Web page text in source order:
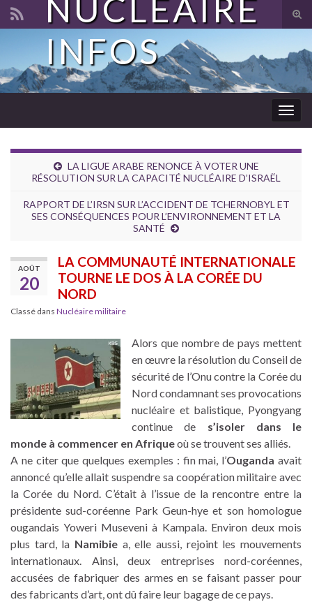
Search for:
NUCLÉAIRE
INFOS
LA LIGUE ARABE RENONCE À VOTER UNE
RÉSOLUTION SUR LA CAPACITÉ NUCLÉAIRE D’ISRAËL
RAPPORT DE L’IRSN SUR L’ACCIDENT DE TCHERNOBYL ET
SES CONSÉQUENCES POUR L’ENVIRONNEMENT ET LA
SANTÉ
AOÛT
20
LA COMMUNAUTÉ INTERNATIONALE
TOURNE LE DOS À LA CORÉE DU
NORD
Classé dans Nucléaire militaire
Alors que nombre de pays mettent
en œuvre la résolution du Conseil de
sécurité de l’Onu contre la Corée du
Nord condamnant ses provocations
nucléaire et balistique, Pyongyang
continue de s’isoler dans le
monde à commencer en Afriqueoù se trouvent ses alliés.
A ne citer que quelques exemples : fin mai, l’Ouganda avait
annoncé qu’elle allait suspendre sa coopération militaire avec
la Corée du Nord. C’était à l’issue de la rencontre entre la
présidente sud-coréenne Park Geun-hye et son homologue
ougandais Yoweri Museveni à Kampala. Environ deux mois
plus tard, la Namibie a, elle aussi, rejoint les mouvements
internationaux. Ainsi, deux entreprises nord-coréennes,
accusées de fabriquer des armes en se faisant passer pour
des fabricants d’art, ont dû faire leur bagage de ce pays.